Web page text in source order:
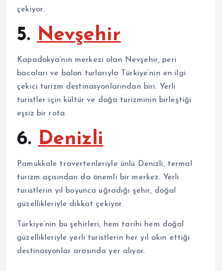
çekiyor.
5. Nevşehir
Kapadokya’nın merkezi olan Nevşehir, peri
bacaları ve balon turlarıyla Türkiye’nin en ilgi
çekici turizm destinasyonlarından biri. Yerli
turistler için kültür ve doğa turizminin birleştiği
eşsiz bir rota.
6. Denizli
Pamukkale travertenleriyle ünlü Denizli, termal
turizm açısından da önemli bir merkez. Yerli
turistlerin yıl boyunca uğradığı şehir, doğal
güzellikleriyle dikkat çekiyor.
Türkiye’nin bu şehirleri, hem tarihi hem doğal
güzellikleriyle yerli turistlerin her yıl akın ettiği
destinasyonlar arasında yer alıyor.